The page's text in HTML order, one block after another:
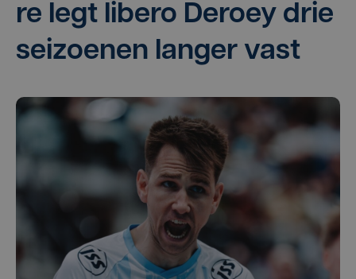
re legt libe­ro Deroey drie
sei­zoe­nen lan­ger vast